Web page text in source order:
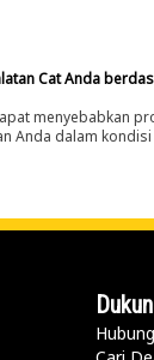
Cat Anda
menyebabkan
Anda dalam